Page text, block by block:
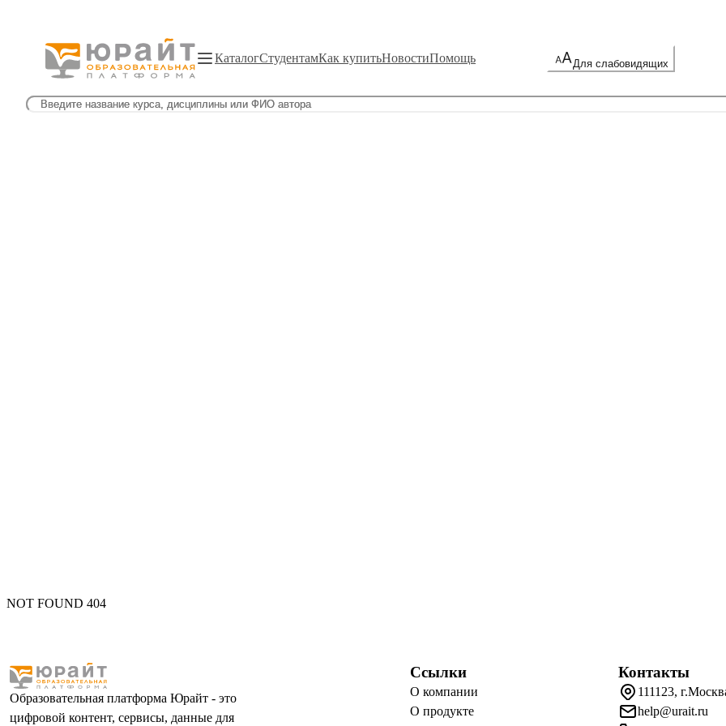
КаталогСтудентамКак купитьНовостиПомощь Для слабовидящих
NOT FOUND 404
Образовательная платформа Юрайт - это
цифровой контент, сервисы, данные для
Ссылки
О компании
О продукте
Контакты
111123,
help@urait.ru